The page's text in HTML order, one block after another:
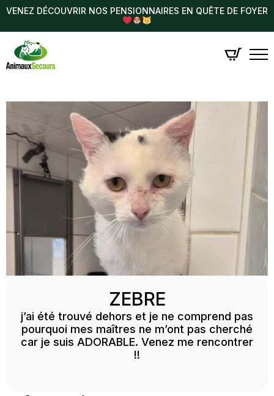
VENEZ DÉCOUVRIR NOS PENSIONNAIRES EN QUÊTE DE FOYER
ZEBRE
j’ai été trouvé dehors et je ne comprend pas
pourquoi mes maîtres ne m’ont pas cherché
car je suis ADORABLE. Venez me rencontrer
!!